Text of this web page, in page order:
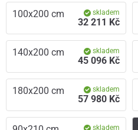
100x200 cm skladem
32 211 Kč
140x200 cm skladem
45 096 Kč
180x200 cm skladem
57 980 Kč
skladem